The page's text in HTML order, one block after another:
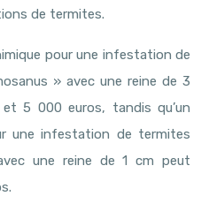
de termites.
pour une infestation de
» avec une reine de 3
5 000 euros, tandis qu’un
une infestation de termites
une reine de 1 cm peut